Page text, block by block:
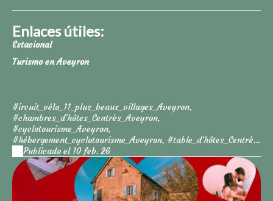
Enlaces útiles:
Estacional
Turismo en Aveyron
#ircuit_vélo_11_plus_beaux_villages_Aveyron,
#chambres_d'hôtes_Centrès_Aveyron,
#cyclotourisme_Aveyron,
#hébergement_cyclotourisme_Aveyron, #table_d'hôtes_Centrès,
#gîte_Ségala, #bien-être_Aveyron,
#maison_d'hôtes_de_charme_Aveyron,
#où_loger_circuit_vélo_11_plus_beaux_villages,
#hébergement_étape_vélo_Aveyron,
#chambres_d'hôtes_près_circuit_cyclotourisme
Publicado el 10 feb. 26